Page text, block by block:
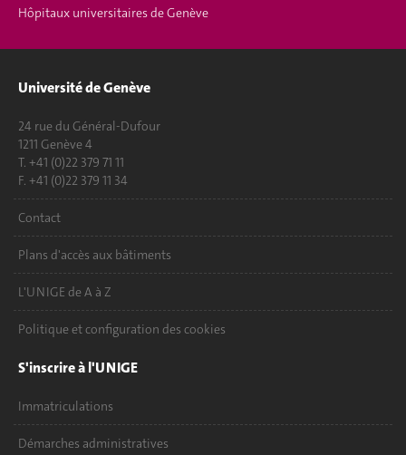
Hôpitaux universitaires de Genève
Université de Genève
24 rue du Général-Dufour
1211 Genève 4
T. +41 (0)22 379 71 11
F. +41 (0)22 379 11 34
Contact
Plans d'accès aux bâtiments
L'UNIGE de A à Z
Politique et configuration des cookies
S'inscrire à l'UNIGE
Immatriculations
Démarches administratives